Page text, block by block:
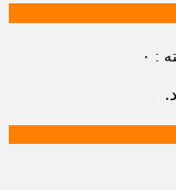
: ۰